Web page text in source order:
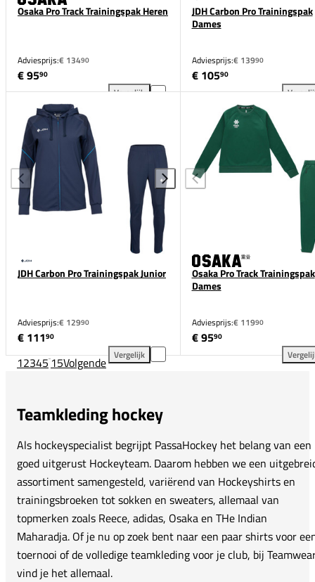
Osaka Pro Track Trainingspak Heren
Adviesprijs:€ 13490
€ 9590
Vergelijk
Osaka Pro Track Trainingspak Heren toevoegen
JDH Carbon Pro Trainingspak
Dames
Adviesprijs:€ 13990
€ 10590
JDH Carbon Pro Trainingspak Junior
Adviesprijs:€ 12990
€ 11190
Vergelijk
JDH Carbon Pro Trainingspak Junior toevoegen
Osaka Pro Track Trainingspak
Dames
Adviesprijs:€ 11990
€ 9590
12345... 15Volgende
Teamkleding hockey
Als hockeyspecialist begrijpt PassaHockey het belang van een
goed uitgerust Hockeyteam. Daarom hebben we een
assortiment samengesteld, variërend van Hockeyshirts en
trainingsbroeken tot sokken en sweaters, allemaal van
topmerken zoals Reece, adidas, Osaka en THe Indian
Maharadja. Of je nu op zoek bent naar een paar shirts voor
toernooi of de volledige teamkleding voor je club, bij
vind je het allemaal.